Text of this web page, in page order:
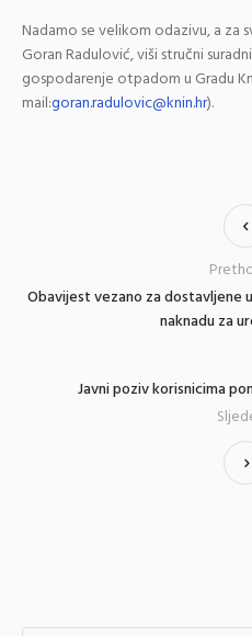
Nadamo se velikom odazivu, a
Goran Radulović, viši stručni
gospodarenje otpadom u Gradu
mail:goran.radulovic@knin.hr).
Obavijest vezano za dostavljene
naknadu za
Javni poziv korisnicima